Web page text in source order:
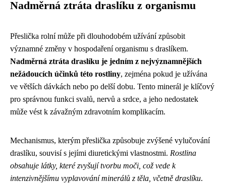
Nadměrná ztráta draslíku z organismu
Přeslička rolní může při dlouhodobém užívání způsobit
významné změny v hospodaření organismu s draslíkem.
Nadměrná ztráta draslíku je jedním z nejvýznamnějších
nežádoucích účinků této rostliny, zejména pokud je užívána
ve větších dávkách nebo po delší dobu. Tento minerál je klíčový
pro správnou funkci svalů, nervů a srdce, a jeho nedostatek
může vést k závažným zdravotním komplikacím.
Mechanismus, kterým přeslička způsobuje zvýšené vylučování
draslíku, souvisí s jejími diuretickými vlastnostmi. Rostlina
obsahuje látky, které zvyšují tvorbu moči, což vede k
intenzivnějšímu vyplavování minerálů z těla, včetně draslíku.